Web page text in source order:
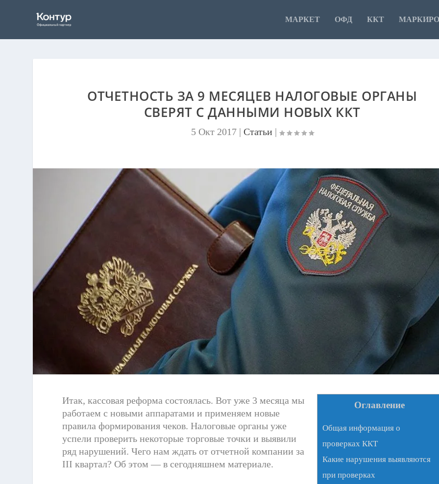
МАРКЕТ ОФД ККТ
ОТЧЕТНОСТЬ ЗА 9 МЕСЯЦЕВ НАЛОГОВЫЕ ОРГАНЫ
СВЕРЯТ С ДАННЫМИ НОВЫХ ККТ
5 Окт 2017| Статьи |
Оглавление
Общая информация о
проверках ККТ
Какие нарушения выявляются
при проверках
Итак, кассовая реформа состоялась. Вот уже 3 месяца мы
работаем с новыми аппаратами и применяем новые
правила формирования чеков. Налоговые органы уже
успели проверить некоторые торговые точки и выявили
ряд нарушений. Чего нам ждать от отчетной компании за
III квартал? Об этом — в сегодняшнем материале.